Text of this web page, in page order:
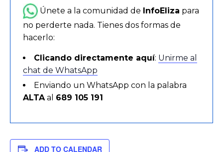
Únete a la comunidad de InfoEliza para
no perderte nada. Tienes dos formas de
hacerlo:
Clicando directamente aquí: Unirme al
chat de WhatsApp
Enviando un WhatsApp con la palabra
ALTAal 689 105 191
ADD TO CALENDAR